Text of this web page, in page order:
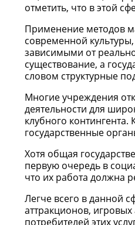
отметить, что в этой
Применение методов
современной
зависимыми от
существование, а
словом структурные
Многие учреждения
деятельности для
клубного
государственные
Хотя общая
первую очередь в
что их работа должна
Легче всего в данной
аттракционов,
потребителей этих